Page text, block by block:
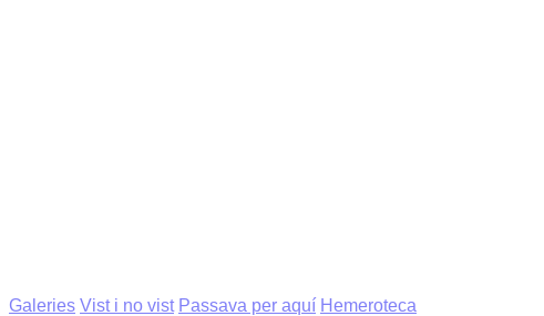
Galeries Vist i no vist Passava per aquí Hemeroteca